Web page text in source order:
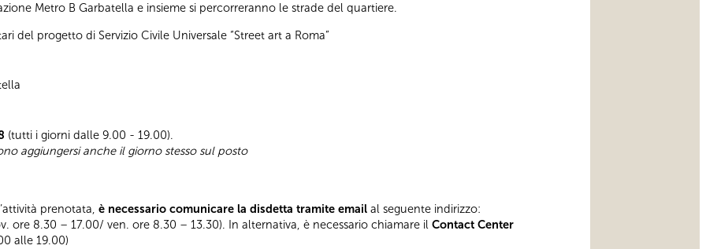
Metro B Garbatella e insieme si percorreranno le strade del quartiere.
del progetto di Servizio Civile Universale “Street art a Roma”
(tutti i giorni dalle 9.00 - 19.00).
aggiungersi anche il giorno stesso sul posto
prenotata, è necessario comunicare la disdetta tramite email al seguente indirizzo:
ore 8.30 – 17.00/ ven. ore 8.30 – 13.30). In alternativa, è necessario chiamare il Contact Center
alle 19.00)